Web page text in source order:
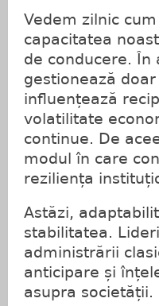
Vedem zilnic
capacitatea
de conducere.
gestionează
influențează
volatilitate
continue. De
modul în care
reziliența
Astăzi,
stabilitatea.
administrării
anticipare și
asupra societății.